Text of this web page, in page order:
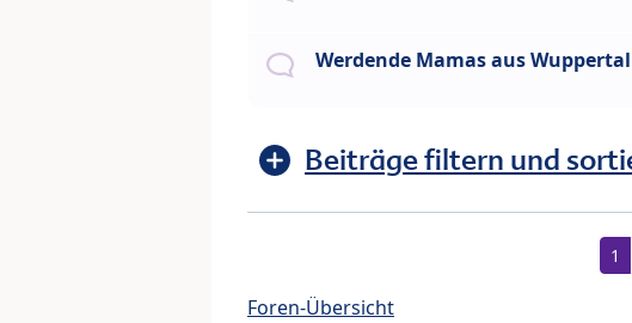
Werdende Mamas aus Wuppertal
Beiträge filtern und
1
Foren-Übersicht